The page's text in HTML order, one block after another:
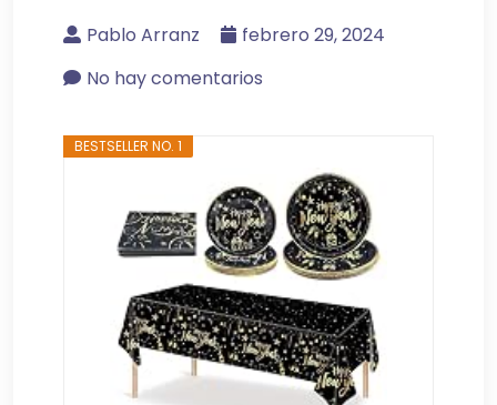
Pablo Arranz
febrero 29, 2024
No hay comentarios
BESTSELLER NO. 1